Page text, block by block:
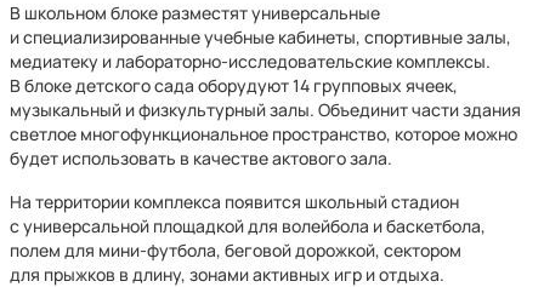
В школьном блоке разместят универсальные
и специализированные учебные кабинеты, спортивные залы,
медиатеку и лабораторно-исследовательские комплексы.
В блоке детского сада оборудуют 14 групповых ячеек,
музыкальный и физкультурный залы. Объединит части здания
светлое многофункциональное пространство, которое можно
будет использовать в качестве актового зала.
На территории комплекса появится школьный стадион
с универсальной площадкой для волейбола и баскетбола,
полем для мини-футбола, беговой дорожкой, сектором
для прыжков в длину, зонами активных игр и отдыха.